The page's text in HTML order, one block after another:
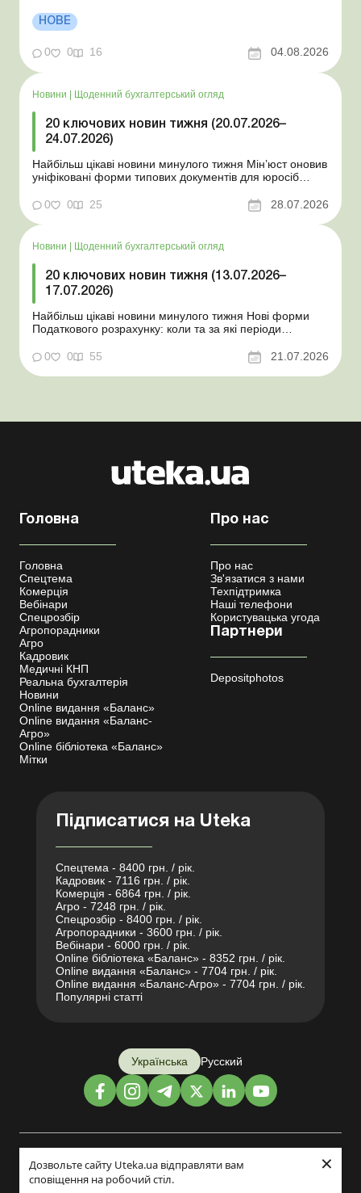
Дозвольте сайту Uteka.ua відправляти вам
сповіщення на робочий стіл.
×
стан Для сільгосппідприємств і ФОП запроваджено нові
одноразові статистичні форми З 2 серпня змінюється
порядок зарахування окремих періодів роботи до стр...
НОВЕ
0 0 16 04.08.2026
Новини | Щоденний бухгалтерський огляд
20 ключових новин тижня (20.07.2026–
24.07.2026)
Найбільш цікаві новини минулого тижня Мін’юст оновив
уніфіковані форми типових документів для юросіб
координаційного центру з організації бронювання У
працівника виявлено статус «у розшуку»: що потрібно
0 0 25 28.07.2026
Новини Щоденний бухгалтерський огляд
20 ключових новин тижня (13.07.2026–
17.07.2026)
Найбільш цікаві новини минулого тижня Нові форми
Податкового розрахунку: коли та за які періоди
відстрочки від призову під час мобілізації удосконалено
Кабмін утворив Координаційний центр з організації
бронювання військовозобов’язаних Верховна ...
0 0 55 21.07.2026
Головна
Головна
Спецтема
Комерція
Вебінари
Спецрозбір
Агропорадники
Агро
Кадровик
Медичні КНП
Реальна бухгалтерія
Новини
Online видання «Баланс»
Online видання «Баланс-
Агро»
Online бібліотека «Баланс»
Мітки
Про нас
Про нас
Зв'язатися з нами
Техпідтримка
Наші телефони
Користувацька угода
Партнери
Depositphotos
Підписатися на Uteka
Спецтема - 8400 грн. / рік.
Кадровик - 7116 грн. / рік.
Комерція - 6864 грн. / рік.
Агро - 7248 грн. / рік.
Спецрозбір - 8400 грн. / рік.
Агропорадники - 3600 грн. / рік.
Вебінари - 6000 грн. / рік.
Online бібліотека «Баланс» - 8352 грн. / рік.
Online видання «Баланс» - 7704 грн. / рік.
Online видання «Баланс-Агро» - 7704 грн. / рік.
Популярні статті
Українська Русский
Дизайн і розробка: